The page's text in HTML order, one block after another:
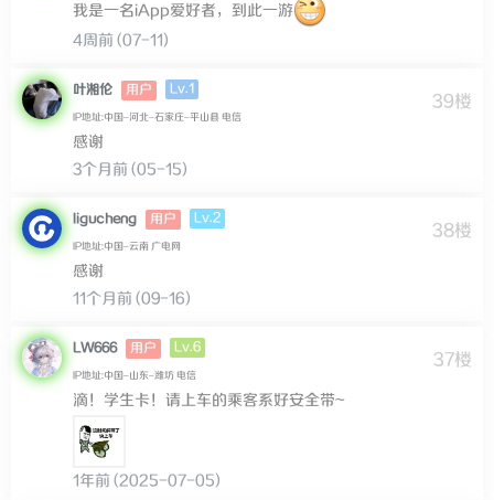
我是一名iApp爱好者，到此一游
4周前 (07-11)
39楼
叶湘伦 用户 Lv.1
IP地址:中国–河北–石家庄–平山县 电信
感谢
3个月前 (05-15)
38楼
ligucheng 用户 Lv.2
IP地址:中国–云南 广电网
感谢
11个月前 (09-16)
37楼
LW666 用户 Lv.6
IP地址:中国–山东–潍坊 电信
滴！学生卡！请上车的乘客系好安全带~
1年前 (2025-07-05)